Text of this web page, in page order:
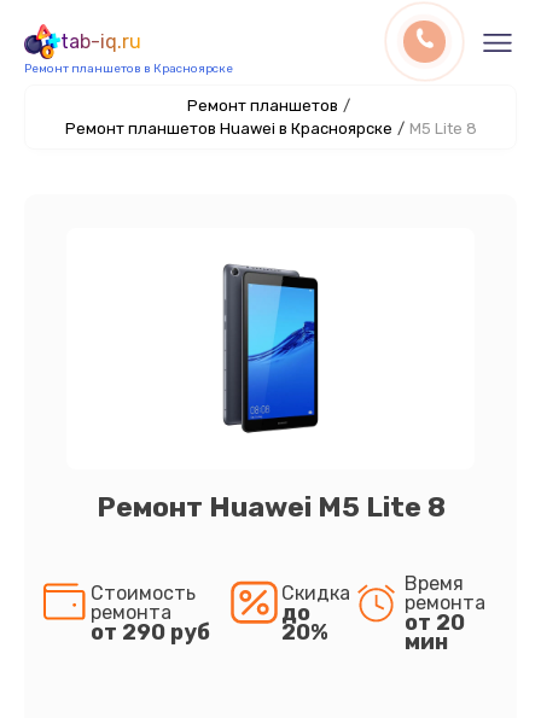
tab-iq.ru
Ремонт планшетов в Красноярске
Ремонт планшетов /
Ремонт планшетов Huawei в Красноярске / M5 Lite 8
Ремонт Huawei M5 Lite 8
Стоимость
ремонта
от 290 руб
Скидка
до
20%
Время
ремонта
от 20
мин